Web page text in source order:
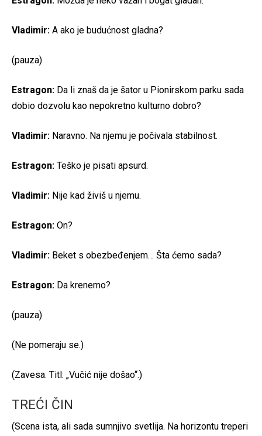
Vladimir: A ako je budućnost gladna?
(pauza)
Estragon: Da li znaš da je šator u Pionirskom parku sada
dobio dozvolu kao nepokretno kulturno dobro?
Vladimir: Naravno. Na njemu je počivala stabilnost.
Estragon: Teško je pisati apsurd.
Vladimir: Nije kad živiš u njemu.
Estragon: On?
Vladimir: Beket s obezbeđenjem… Šta ćemo sada?
Estragon: Da krenemo?
(pauza)
(Ne pomeraju se.)
(Zavesa. Titl: „Vučić nije došao“.)
TREĆI ČIN
(Scena ista, ali sada sumnjivo svetlija. Na horizontu treperi